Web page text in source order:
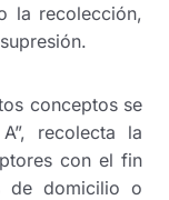
la recolección,
conceptos se
recolecta la
con el fin
de domicilio o